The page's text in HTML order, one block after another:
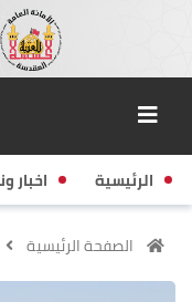
الرئيسية اخبار
الصفحة الرئيسية